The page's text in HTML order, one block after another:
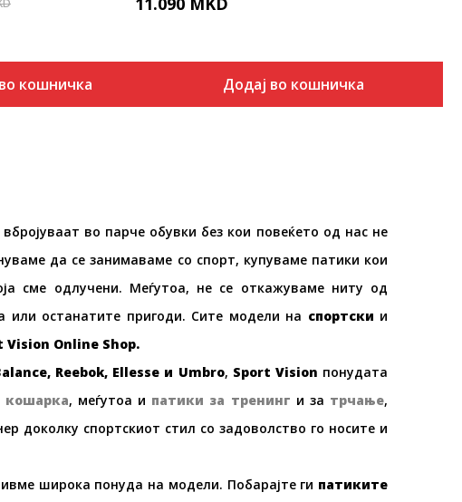
кошничка Додај во кошничка
вбројуваат во парче обувки без кои повеќето од нас не
да се занимаваме со спорт, купуваме патики кои
сме одлучени. Меѓутоа, не се откажуваме ниту од
или останатите пригоди. Сите модели на спортски и
Vision Online Shop.
Reebok, Ellesse и Umbro, Sport Vision понудата
кошарка, меѓутоа и патики за тренинг и за трчање,
доколку спортскиот стил со задоволство го носите и
широка понуда на модели. Побарајте ги патиките